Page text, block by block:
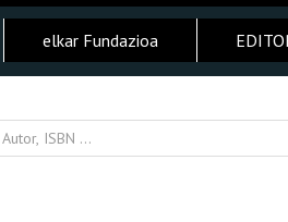
elkar Fundazioa